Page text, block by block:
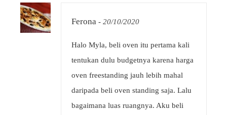
Ferona - 20/10/2020
Halo Myla, beli oven itu pertama kali
tentukan dulu budgetnya karena harga
oven freestanding jauh lebih mahal
daripada beli oven standing saja. Lalu
bagaimana luas ruangnya. Aku beli